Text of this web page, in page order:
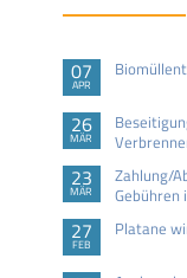
07
APR
26
MÄR
23
MÄR
Zahlung/
Gebühren
27
FEB
Platane